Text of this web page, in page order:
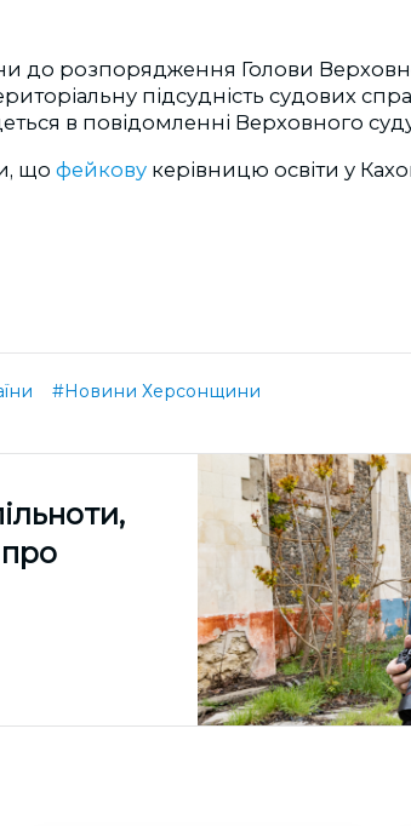
до розпорядження Голови
підсудність судових
в повідомленні Верховного
що фейкову керівницю освіти у
#Новини Херсонщини